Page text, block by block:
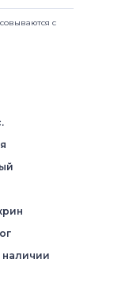
с
наличии